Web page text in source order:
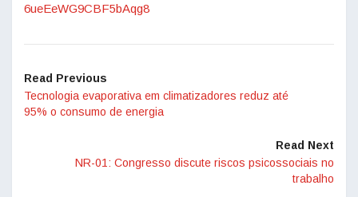
6ueEeWG9CBF5bAqg8
Read Previous
Tecnologia evaporativa em climatizadores reduz até
95% o consumo de energia
Read Next
NR-01: Congresso discute riscos psicossociais no
trabalho